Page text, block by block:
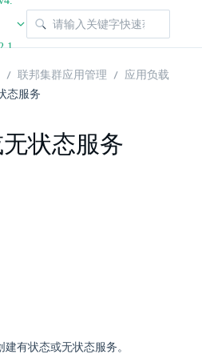
联邦集群应用管理
应用负载
态服务
状态服务
有状态或无状态服务。